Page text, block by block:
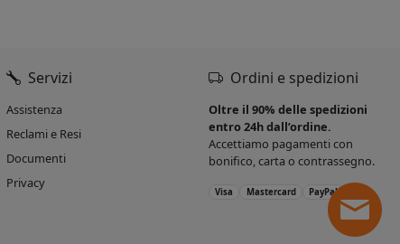
Servizi
Assistenza
Reclami e Resi
Documenti
Privacy
Ordini e spedizioni
Oltre il 90% delle spedizioni
entro 24h dall’ordine.
Accettiamo pagamenti con
bonifico, carta o contrassegno.
Visa Mastercard PayPal